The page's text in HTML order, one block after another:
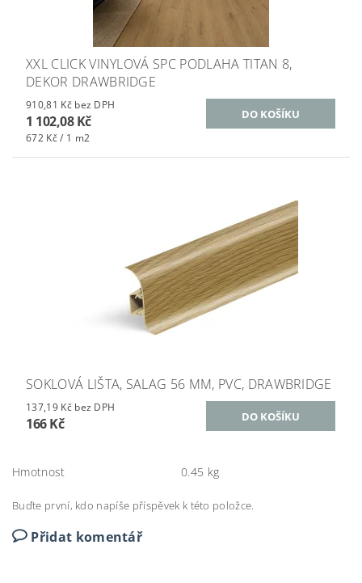
XXL CLICK VINYLOVÁ SPC PODLAHA TITAN 8,
DEKOR DRAWBRIDGE
910,81 Kč bez DPH
1 102,08 Kč
672 Kč / 1 m2
SOKLOVÁ LIŠTA, SALAG 56 MM, PVC, DRAWBRIDGE
137,19 Kč bez DPH
166 Kč
Hmotnost 0.45 kg
Buďte první, kdo napíše příspěvek k této položce.
Přidat komentář